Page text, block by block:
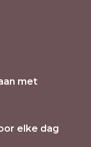
met
elke dag